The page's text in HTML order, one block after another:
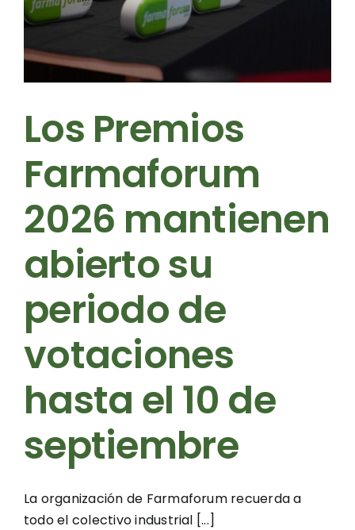
Los Premios
Farmaforum
2026 mantienen
abierto su
periodo de
votaciones
hasta el 10 de
septiembre
La organización de Farmaforum recuerda a
todo el colectivo industrial [...]